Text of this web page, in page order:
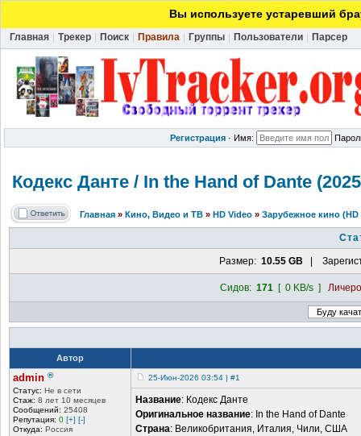
Вы используете устаревший
Главная Трекер Поиск Правила Группы Пользователи Парсер
Регистрация · Имя:
Кодекс Данте / In the Hand of Dante
Главная » Кино, Видео и ТВ » HD Video » Зарубежное кино (HD
Размер: 10.55 GB |
Сидов: 171 [ 0 KB/s ]
Автор
admin ®
Статус: Не в сети
Стаж: 8 лет 10 месяцев
Сообщений: 25408
Репутация: 0 [+] [-]
Откуда: Россия
25-Июн-2026 03:54 | #1
Название: Кодекс Данте
Оригинальное название: In the Hand of Dante
Страна: Великобритания, Италия, Чили, США